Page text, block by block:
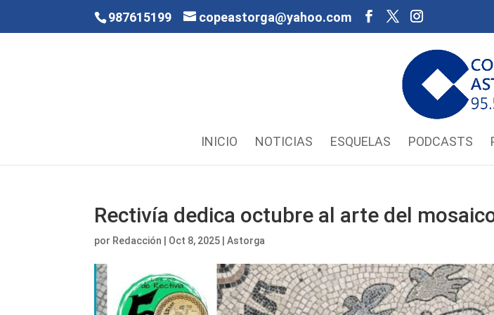
987615199 copeastorga@yahoo.com
INICIO NOTICIAS ESQUELAS PODCASTS
Rectivía dedica octubre al arte del
por Redacción Oct 8, 2025 |Astorga